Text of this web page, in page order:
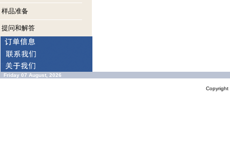
样品准备
提问和解答
Friday 07 August, 2026